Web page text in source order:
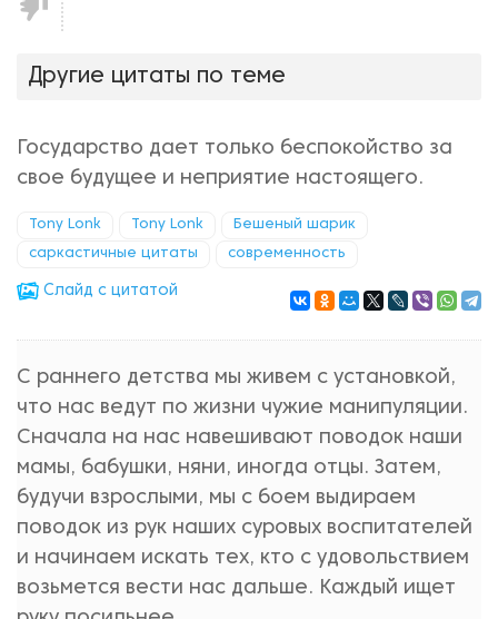
Не
нравится!
Другие цитаты по теме
Государство дает только беспокойство за
свое будущее и неприятие настоящего.
Tony Lonk Tony Lonk Бешеный шарик
саркастичные цитаты современность
Cлайд с цитатой
С раннего детства мы живем с установкой,
что нас ведут по жизни чужие манипуляции.
Сначала на нас навешивают поводок наши
мамы, бабушки, няни, иногда отцы. Затем,
будучи взрослыми, мы с боем выдираем
поводок из рук наших суровых воспитателей
и начинаем искать тех, кто с удовольствием
возьмется вести нас дальше. Каждый ищет